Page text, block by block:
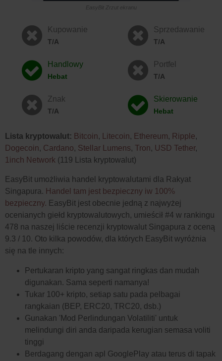
EasyBit Zrzut ekranu
Kupowanie
T/A
Sprzedawanie
T/A
Handlowy
Hebat
Portfel
T/A
Znak
T/A
Skierowanie
Hebat
Lista kryptowalut: Bitcoin, Litecoin, Ethereum, Ripple,
Dogecoin, Cardano, Stellar Lumens, Tron, USD Tether,
1inch Network (119 Lista kryptowalut)
EasyBit umożliwia handel kryptowalutami dla Rakyat
Singapura. Handel tam jest bezpieczny iw 100%
bezpieczny. EasyBit jest obecnie jedną z najwyżej
ocenianych giełd kryptowalutowych, umieścił #4 w rankingu
478 na naszej liście recenzji kryptowalut Singapura z oceną
9.3 / 10. Oto kilka powodów, dla których EasyBit wyróżnia
się na tle innych:
Pertukaran kripto yang sangat ringkas dan mudah
digunakan. Sama seperti namanya!
Tukar 100+ kripto, setiap satu pada pelbagai
rangkaian (BEP, ERC20, TRC20, dsb.)
Gunakan 'Mod Perlindungan Volatiliti' untuk
melindungi diri anda daripada kerugian semasa voliti
tinggi
Berdagang dengan apl GooglePlay atau terus di tapak